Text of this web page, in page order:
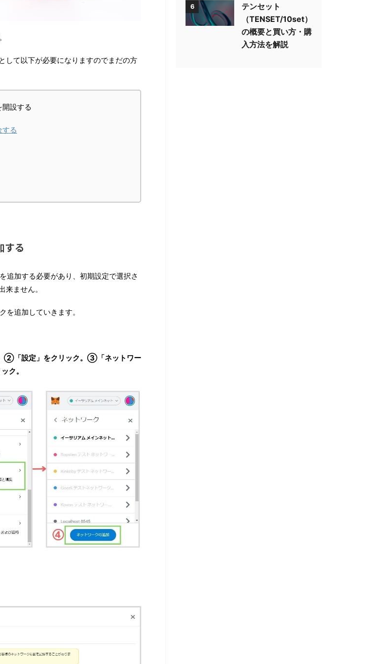
して以下が必要になりますのでまだの方
開設する
る
する
追加する必要があり、初期設定で選択さ
ません。
を追加していきます。
②「設定」をクリック。③「ネットワー
ク。
6
テンセット
（TENSET/10set）
の概要と買い方・購
入方法を解説